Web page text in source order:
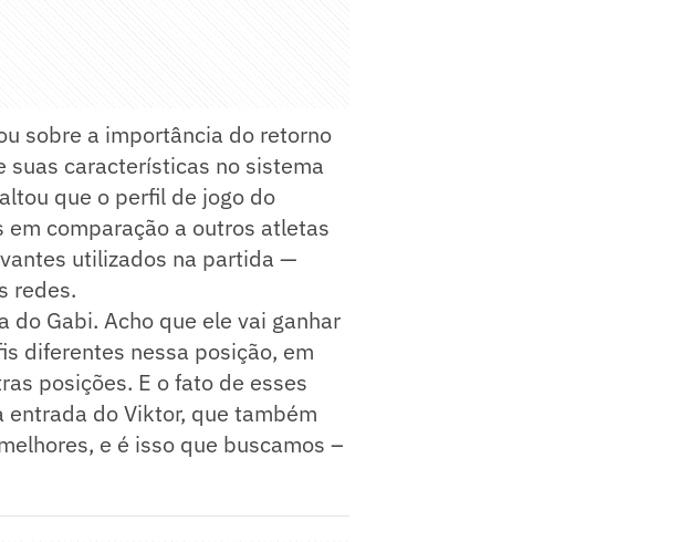
sobre a importância do retorno
características no sistema
que o perfil de jogo do
comparação a outros atletas
utilizados na partida —
redes.
Gabi. Acho que ele vai ganhar
diferentes nessa posição, em
posições. E o fato de esses
do Viktor, que também
e é isso que buscamos –